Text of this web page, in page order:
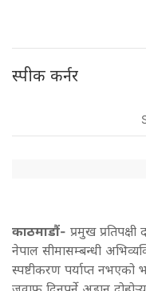
स्पीक कर्नर
काठमाडौं- प्रमुख
नेपाल सीमासम्बन्धी
स्पष्टीकरण पर्याप्त नभएको